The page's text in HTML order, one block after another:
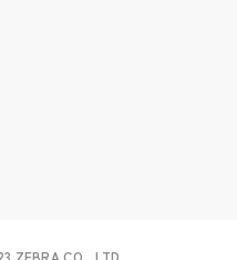
ZEBRA CO., LTD.